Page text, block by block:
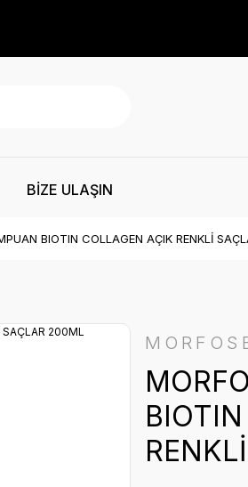
BİZE ULAŞIN
BIOTIN COLLAGEN AÇIK RENKLİ